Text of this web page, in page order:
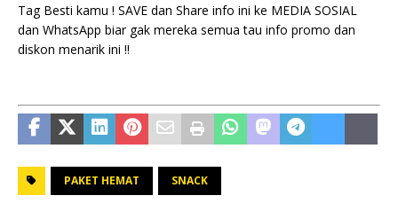
Tag Besti kamu ! SAVE dan Share info ini ke MEDIA SOSIAL
dan WhatsApp biar gak mereka semua tau info promo dan
diskon menarik ini !!
PAKET HEMAT SNACK